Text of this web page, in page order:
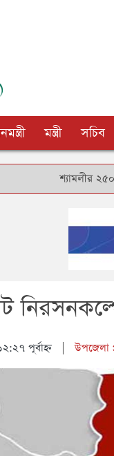
মন্ত্রী সচিব
শ্যামলীর ২৫০ শয্যা
পূর্বাহ্ন|উপজেলা